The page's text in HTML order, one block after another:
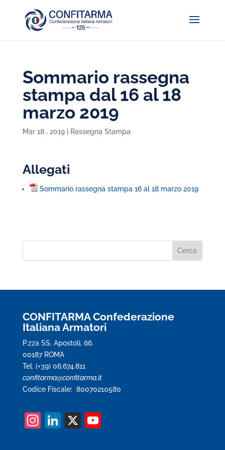
Sommario rassegna
stampa dal 16 al 18
marzo 2019
Mar 18 , 2019| Rassegna Stampa
Allegati
Sommario rassegna stampa 16 al 18 marzo 2019
CONFITARMA Confederazione
Italiana Armatori
P.zza SS. Apostoli, 66.
00187 ROMA
Tel. (+39) 06.674.811
confitarma@confitarma.it
Codice Fiscale: 80070210580
In Li X Y